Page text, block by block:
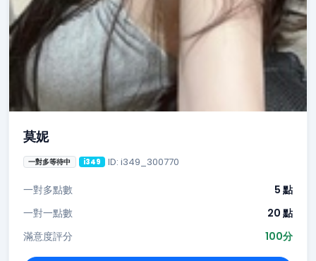
莫妮
一對多等待中 i349 ID: i349_300770
一對多點數
5 點
一對一點數
20 點
滿意度評分
100分